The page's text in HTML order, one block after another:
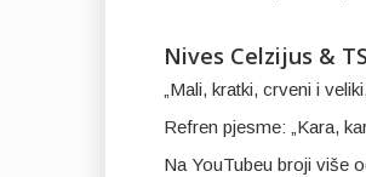
Nives Celzijus &
„Mali, kratki, crveni i
Refren pjesme: „Kara,
Na YouTubeu broji više